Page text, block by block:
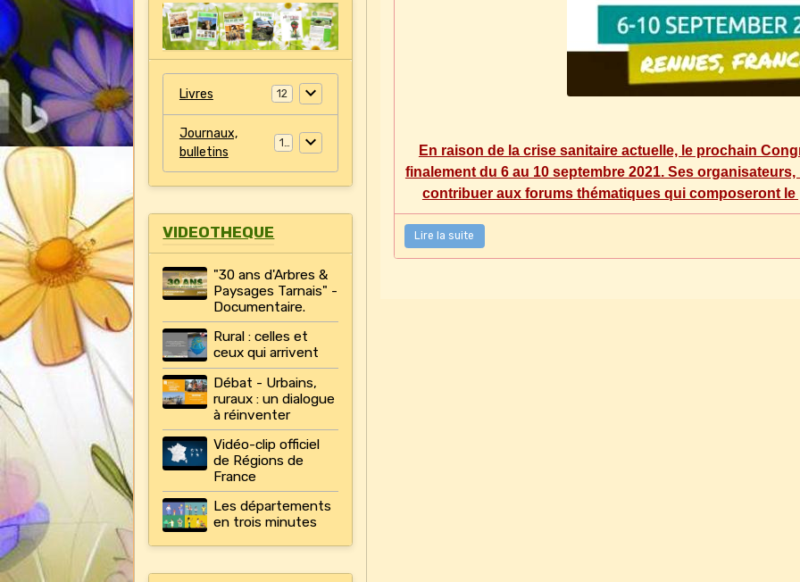
En raison de la crise sanitaire actuelle, le prochain
finalement du 6 au 10 septembre 2021. Ses
contribuer aux forums thématiques qui composeront le
Lire la suite
Livres 12
Journaux,
bulletins
11
VIDEOTHEQUE
"30 ans d'Arbres &
Paysages Tarnais" -
Documentaire.
Rural : celles et
ceux qui arrivent
Débat - Urbains,
ruraux : un dialogue
à réinventer
Vidéo-clip officiel
de Régions de
France
Les départements
en trois minutes